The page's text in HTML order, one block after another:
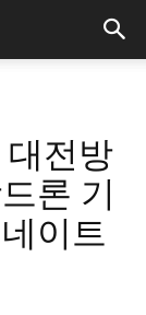
대전방
론 기
이트